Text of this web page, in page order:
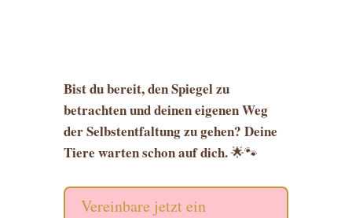
Bist du bereit, den Spiegel zu
betrachten und deinen eigenen Weg
der Selbstentfaltung zu gehen? Deine
Tiere warten schon auf dich.🌟🐾
Vereinbare jetzt ein